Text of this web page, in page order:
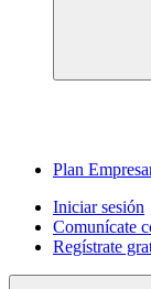
Plan
Iniciar sesión
Comunícate
Regístrate